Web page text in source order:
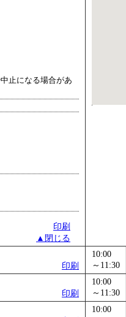
止になる場合があ
印刷
▲閉じる
印刷
10:00
～11:30
印刷
10:00
～11:30
10:00